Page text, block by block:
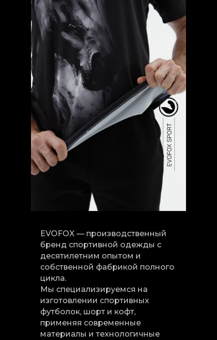
EVOFOX — производственный
бренд спортивной одежды с
десятилетним опытом и
собственной фабрикой полного
цикла.
Мы специализируемся на
изготовлении спортивных
футболок, шорт и кофт,
применяя современные
материалы и технологичные